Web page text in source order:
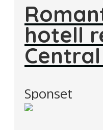
hotell
Sponset